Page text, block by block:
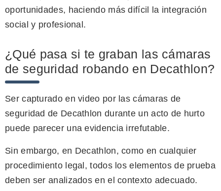
oportunidades, haciendo más difícil la integración
social y profesional.
¿Qué pasa si te graban las cámaras
de seguridad robando en Decathlon?
Ser capturado en video por las cámaras de
seguridad de Decathlon durante un acto de hurto
puede parecer una evidencia irrefutable.
Sin embargo, en Decathlon, como en cualquier
procedimiento legal, todos los elementos de prueba
deben ser analizados en el contexto adecuado.